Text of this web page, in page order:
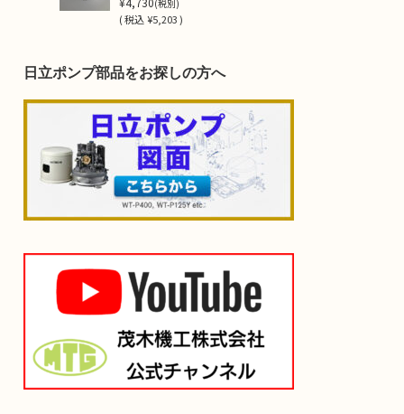
(税別)
(税込¥5,203 )
日立ポンプ部品をお探しの方へ